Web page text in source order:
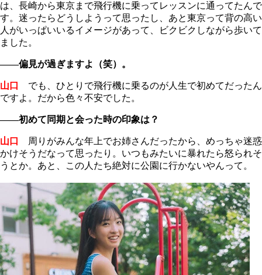
は、長崎から東京まで飛行機に乗ってレッスンに通ってたんで
す。迷ったらどうしようって思ったし、あと東京って背の高い
人がいっぱいいるイメージがあって、ビクビクしながら歩いて
ました。
――偏見が過ぎますよ（笑）。
山口
でも、ひとりで飛行機に乗るのが人生で初めてだったん
ですよ。だから色々不安でした。
――初めて同期と会った時の印象は？
山口
周りがみんな年上でお姉さんだったから、めっちゃ迷惑
かけそうだなって思ったり。いつもみたいに暴れたら怒られそ
うとか。あと、この人たち絶対に公園に行かないやんって。